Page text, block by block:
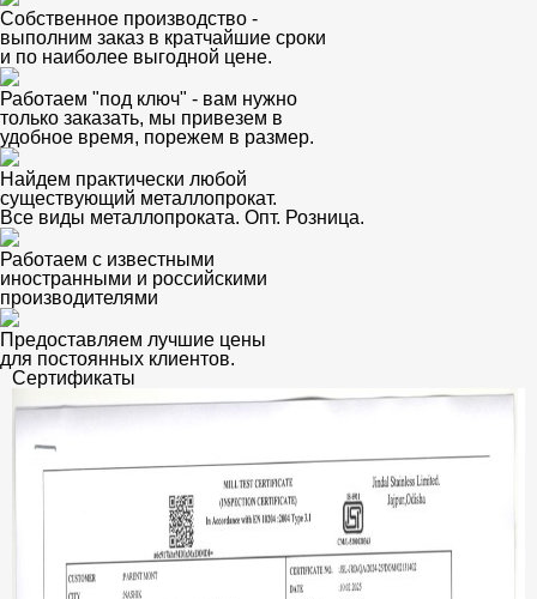
Собственное производство -
выполним заказ в кратчайшие сроки
и по наиболее выгодной цене.
Работаем "под ключ" - вам нужно
только заказать, мы привезем в
удобное время, порежем в размер.
Найдем практически любой
существующий металлопрокат.
Все виды металлопроката. Опт. Розница.
Работаем с известными
иностранными и российскими
производителями
Предоставляем лучшие цены
для постоянных клиентов.
Сертификаты